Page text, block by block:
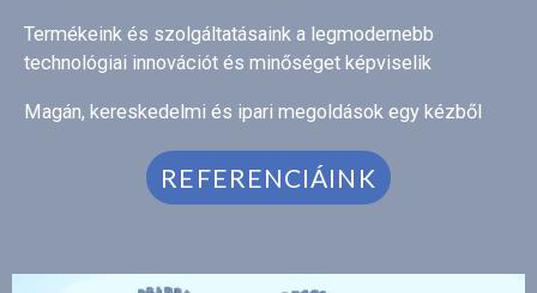
Termékeink és szolgáltatásaink a legmodernebb
technológiai innovációt és minőséget képviselik
Magán, kereskedelmi és ipari megoldások egy kézből
REFERENCIÁINK